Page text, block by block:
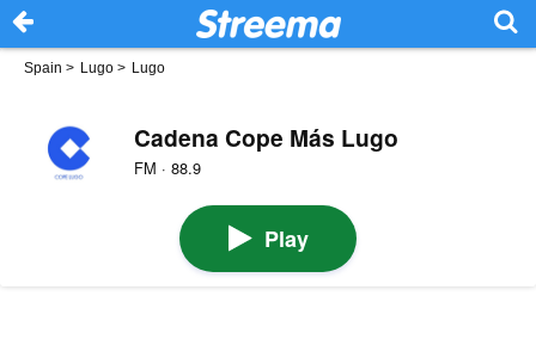
Spain > Lugo > Lugo
Cadena Cope Más Lugo
FM · 88.9
Play